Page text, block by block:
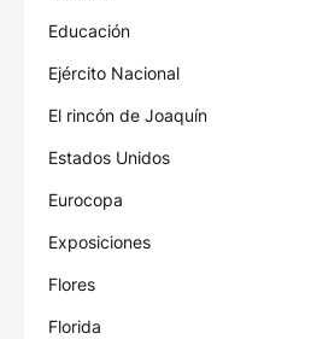
Educación
Ejército Nacional
El rincón de Joaquín
Estados Unidos
Eurocopa
Exposiciones
Flores
Florida